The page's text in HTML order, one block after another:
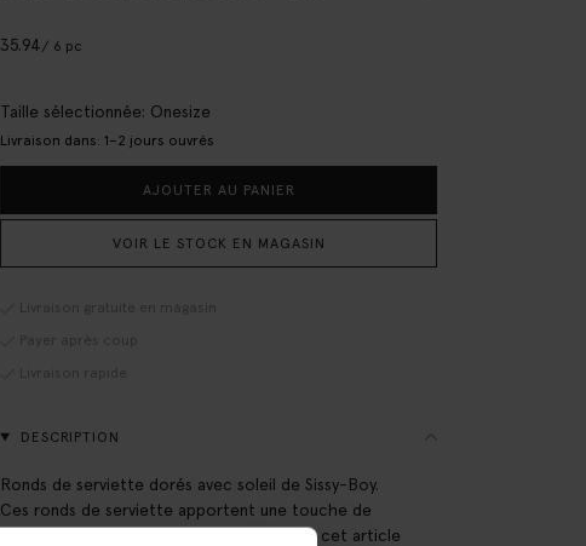
35.94/ 6 pc
Taille sélectionnée: Onesize
Livraison dans: 1–2 jours ouvrés
AJOUTER AU PANIER
VOIR LE STOCK EN MAGASIN
Livraison gratuite en magasin
Payer après coup
Livraison rapide
DESCRIPTION
Ronds de serviette dorés avec soleil de Sissy-Boy.
Ces ronds de serviette apportent une touche de
gaieté à votre repas ! Attention : en ligne, cet article